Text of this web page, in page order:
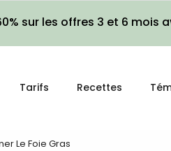
sur les offres 3 et 6 mois
Tarifs Recettes
Le Foie Gras